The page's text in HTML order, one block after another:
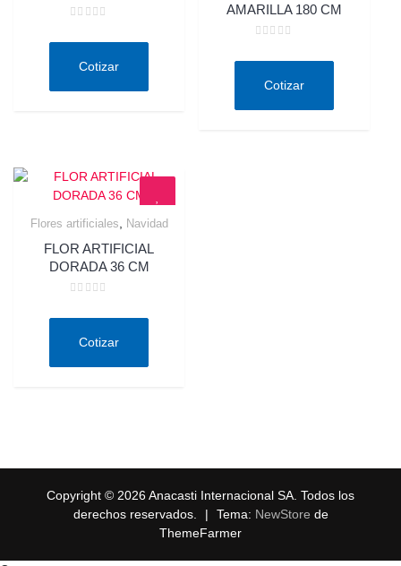
deCotizar
AMARILLA 180 CM
deCotizar
Flores artificiales Navidad
FLOR ARTIFICIAL
DORADA 36 CM
deCotizar
Copyright © 2026 Anacasti Internacional SA. Todos los
derechos reservados.
| Tema: NewStore de
ThemeFarmer